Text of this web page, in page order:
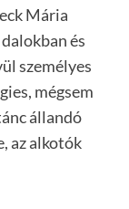
Mária
és
személyes
mégsem
állandó
az alkotók